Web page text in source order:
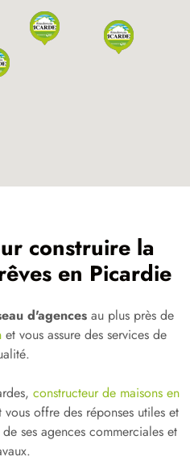
construire la
en Picardie
d'agences au plus près de
et vous assure des services de
constructeur de maisons en
offre des réponses utiles et
ses agences commerciales et